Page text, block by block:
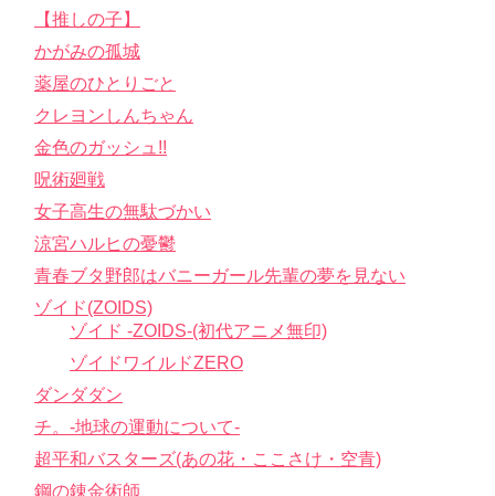
【推しの子】
かがみの孤城
薬屋のひとりごと
クレヨンしんちゃん
金色のガッシュ!!
呪術廻戦
女子高生の無駄づかい
涼宮ハルヒの憂鬱
青春ブタ野郎はバニーガール先輩の夢を見ない
ゾイド(ZOIDS)
ゾイド -ZOIDS-(初代アニメ無印)
ゾイドワイルドZERO
ダンダダン
チ。-地球の運動について-
超平和バスターズ(あの花・ここさけ・空青)
鋼の錬金術師